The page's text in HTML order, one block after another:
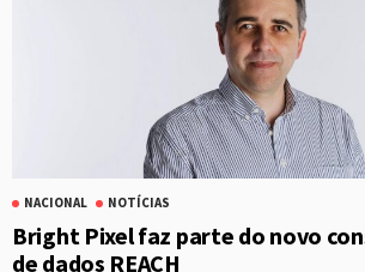
NACIONAL NOTÍCIAS
Bright Pixel faz parte do novo
de dados REACH